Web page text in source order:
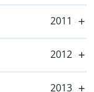
2011
2012
2013